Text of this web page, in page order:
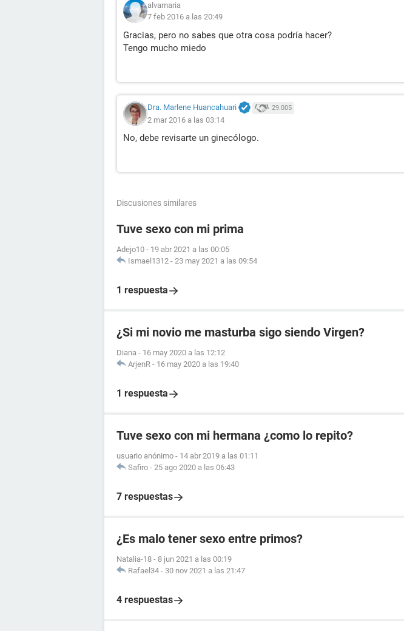
alvamaria
7 feb 2016 a las 20:49
Gracias, pero no sabes que otra cosa podría hacer?
Tengo mucho miedo
Dra. Marlene Huancahuari 29.005
2 mar 2016 a las 03:14
No, debe revisarte un ginecólogo.
Discusiones similares
Tuve sexo con mi prima
Adejo10 - 19 abr 2021 a las 00:05
Ismael1312 - 23 may 2021 a las 09:54
1 respuesta
¿Si mi novio me masturba sigo siendo Virgen?
Diana - 16 may 2020 a las 12:12
ArjenR - 16 may 2020 a las 19:40
1 respuesta
Tuve sexo con mi hermana ¿como lo repito?
usuario anónimo - 14 abr 2019 a las 01:11
Safiro - 25 ago 2020 a las 06:43
7 respuestas
¿Es malo tener sexo entre primos?
Natalia-18 - 8 jun 2021 a las 00:19
Rafael34 - 30 nov 2021 a las 21:47
4 respuestas